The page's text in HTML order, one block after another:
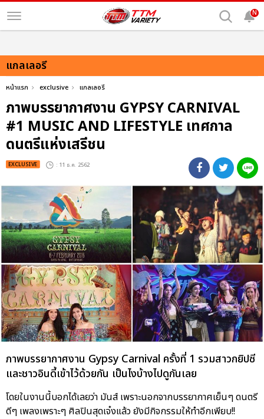
N
แกลเลอรี
หน้าแรก exclusive แกลเลอรี
ภาพบรรยากาศงาน GYPSY CARNIVAL
#1 MUSIC AND LIFESTYLE เทศกาล
ดนตรีแห่งเสรีชน
EXCLUSIVE : 11 ธ.ค. 2562
ภาพบรรยากาศงาน Gypsy Carnival ครั้งที่ 1 รวมสาวกยิปซี
และชาวอินดี้เข้าไว้ด้วยกัน เป็นไงบ้างไปดูกันเลย
โดยในงานนี้บอกได้เลยว่า มันส์ เพราะนอกจากบรรยากาศเย็นๆ ดนตรี
ดีๆ เพลงเพราะๆ ศิลปินสุดเจ๋งแล้ว ยังมีกิจกรรมให้ทำอีกเพียบ!!